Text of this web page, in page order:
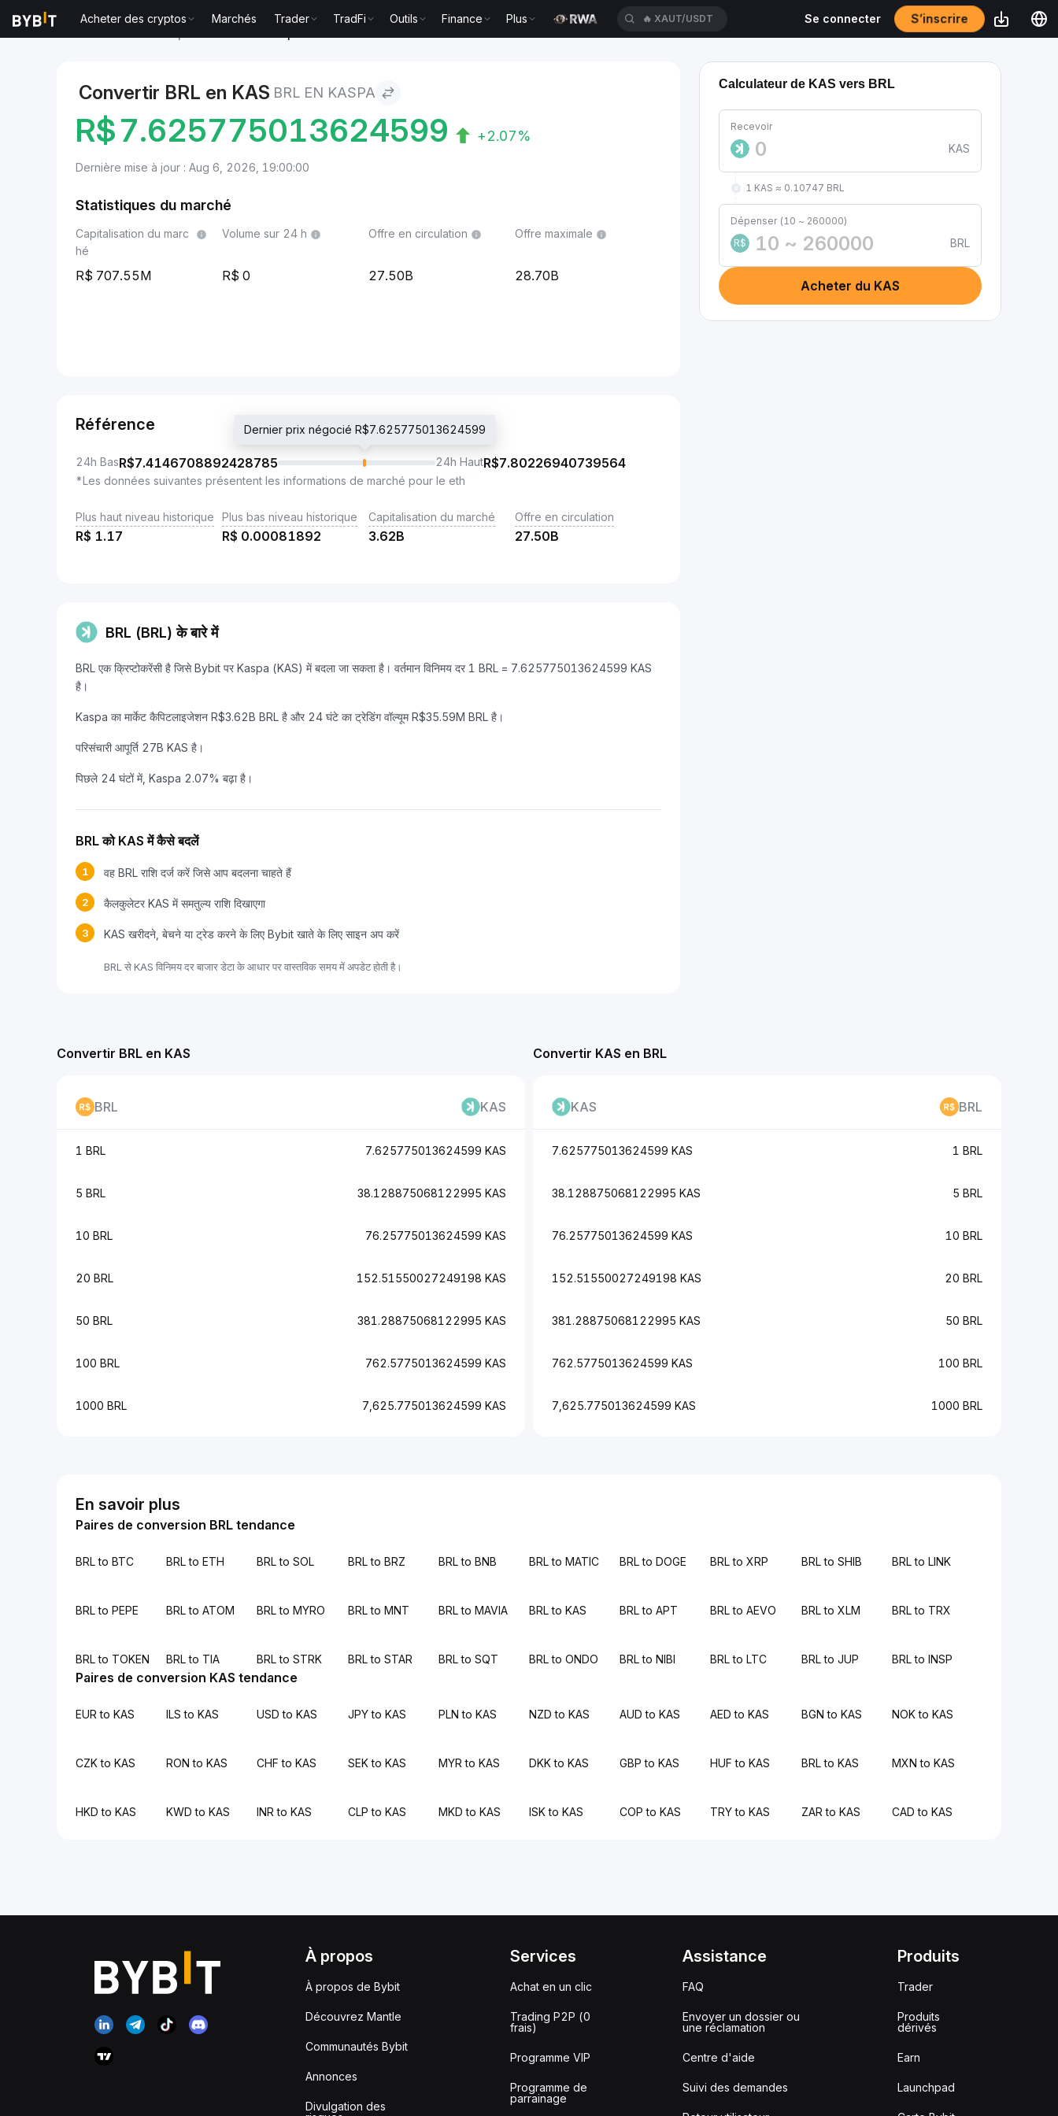
Acheter des cryptos Marchés Trader TradFi Outils Finance Plus 🔥 XAUT/USDT Se connecter S’inscrire
Convertir BRL en KAS BRL EN KASPA
R$7.625775013624599 +2.07%
Dernière mise à jour : Aug 6, 2026, 19:00:00
Statistiques du marché
Capitalisation du marc
hé
707.55M
Volume sur 24 h
0
Offre en circulation
27.50B
Offre maximale
28.70B
Référence
24h BasR$7.4146708892428785
Dernier prix négocié R$7.625775013624599
24h HautR$7.80226940739564
*Les données suivantes présentent les informations de marché pour le eth
Plus haut niveau historique
R$ 1.17
Plus bas niveau historique
R$ 0.00081892
Capitalisation du marché
3.62B
Offre en circulation
27.50B
BRL (BRL) के बारे में
BRL एक क्रिप्टोकरेंसी है जिसे Bybit पर Kaspa (KAS) में बदला जा सकता है। वर्तमान विनिमय दर 1 BRL = 7.625775013624599 KAS
है।
Kaspa का मार्केट कैपिटलाइजेशन R$3.62B BRL है और 24 घंटे का ट्रेडिंग वॉल्यूम R$35.59M BRL है।
परिसंचारी आपूर्ति 27B KAS है।
पिछले 24 घंटों में, Kaspa 2.07% बढ़ा है।
BRL को KAS में कैसे बदलें
1 वह BRL राशि दर्ज करें जिसे आप बदलना चाहते हैं
2 कैलकुलेटर KAS में समतुल्य राशि दिखाएगा
3 KAS खरीदने, बेचने या ट्रेड करने के लिए Bybit खाते के लिए साइन अप करें
BRL से KAS विनिमय दर बाजार डेटा के आधार पर वास्तविक समय में अपडेट होती है।
Calculateur de KAS vers BRL
Recevoir
KAS
1 KAS ≈ 0.10747 BRL
Dépenser (10 ~ 260000)
R$
BRL
Acheter du KAS
Convertir KAS en BRL
KAS BRL
7.625775013624599 KAS 1 BRL
38.128875068122995 KAS 5 BRL
76.25775013624599 KAS 10 BRL
152.51550027249198 KAS 20 BRL
381.28875068122995 KAS 50 BRL
762.5775013624599 KAS 100 BRL
7,625.775013624599 KAS 1000 BRL
Convertir BRL en KAS
BRL KAS
1 BRL 7.625775013624599 KAS
5 BRL 38.128875068122995 KAS
10 BRL 76.25775013624599 KAS
20 BRL 152.51550027249198 KAS
50 BRL 381.28875068122995 KAS
100 BRL 762.5775013624599 KAS
1000 BRL 7,625.775013624599 KAS
En savoir plus
Paires de conversion BRL tendance
BRL to BTC BRL to ETH BRL to SOL BRL to BRZ BRL to BNB BRL to MATIC BRL to DOGE BRL to XRP BRL to SHIB BRL to LINK
BRL to PEPE BRL to ATOM BRL to MYRO BRL to MNT BRL to MAVIA BRL to KAS BRL to APT BRL to AEVO BRL to XLM BRL to TRX
BRL to TOKEN BRL to TIA BRL to STRK BRL to STAR BRL to SQT BRL to ONDO BRL to NIBI BRL to LTC BRL to JUP BRL to INSP
Paires de conversion KAS tendance
EUR to KAS ILS to KAS USD to KAS JPY to KAS PLN to KAS NZD to KAS AUD to KAS AED to KAS BGN to KAS NOK to KAS
CZK to KAS RON to KAS CHF to KAS SEK to KAS MYR to KAS DKK to KAS GBP to KAS HUF to KAS BRL to KAS MXN to KAS
HKD to KAS KWD to KAS INR to KAS CLP to KAS MKD to KAS ISK to KAS COP to KAS TRY to KAS ZAR to KAS CAD to KAS
À propos
À propos de Bybit
Découvrez Mantle
Communautés Bybit
Annonces
Divulgation des
Services
Achat en un clic
Trading P2P (0
frais)
Programme VIP
Programme de
parrainage
Assistance
FAQ
Envoyer un dossier ou
une réclamation
Centre d'aide
Suivi des demandes
Produits
Trader
Produits
dérivés
Earn
Launchpad